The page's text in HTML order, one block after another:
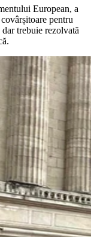
European, a
pentru
trebuie rezolvată